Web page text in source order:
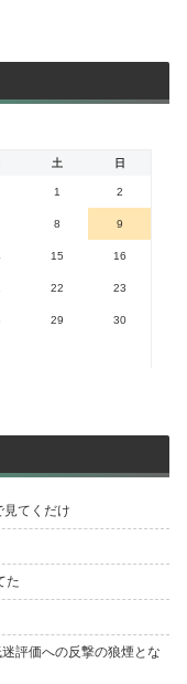
土 日
1 2
8 9
15 16
22 23
29 30
見てくだけ
た
評価への反撃の狼煙とな